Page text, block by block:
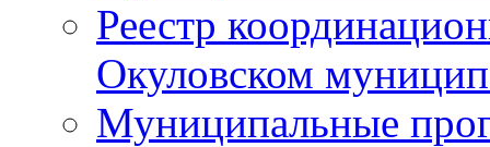
Реестр
Окуловском
Муниципальные